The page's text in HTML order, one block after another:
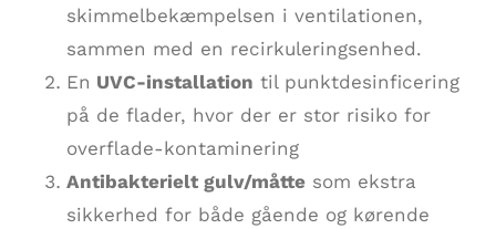
skimmelbekæmpelsen i ventilationen,
sammen med en recirkuleringsenhed.
En UVC-installation til punktdesinficering
på de flader, hvor der er stor risiko for
overflade-kontaminering
Antibakterielt gulv/måtte som ekstra
sikkerhed for både gående og kørende